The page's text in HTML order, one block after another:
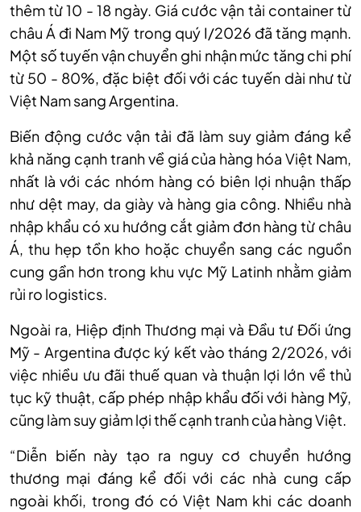
thêm từ 10 - 18 ngày. Giá cước vận tải container từ
châu Á đi Nam Mỹ trong quý I/2026 đã tăng mạnh.
Một số tuyến vận chuyển ghi nhận mức tăng chi phí
từ 50 - 80%, đặc biệt đối với các tuyến dài như từ
Việt Nam sang Argentina.
Biến động cước vận tải đã làm suy giảm đáng kể
khả năng cạnh tranh về giá của hàng hóa Việt Nam,
nhất là với các nhóm hàng có biên lợi nhuận thấp
như dệt may, da giày và hàng gia công. Nhiều nhà
nhập khẩu có xu hướng cắt giảm đơn hàng từ châu
Á, thu hẹp tồn kho hoặc chuyển sang các nguồn
cung gần hơn trong khu vực Mỹ Latinh nhằm giảm
rủi ro logistics.
Ngoài ra, Hiệp định Thương mại và Đầu tư Đối ứng
Mỹ - Argentina được ký kết vào tháng 2/2026, với
việc nhiều ưu đãi thuế quan và thuận lợi lớn về thủ
tục kỹ thuật, cấp phép nhập khẩu đối với hàng Mỹ,
cũng làm suy giảm lợi thế cạnh tranh của hàng Việt.
“Diễn biến này tạo ra nguy cơ chuyển hướng
thương mại đáng kể đối với các nhà cung cấp
ngoài khối, trong đó có Việt Nam khi các doanh